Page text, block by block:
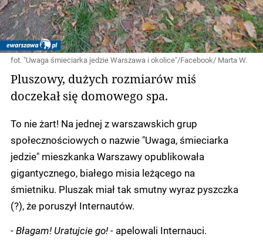
fot. "Uwaga śmieciarka jedzie Warszawa i okolice"/Facebook/ Marta W.
Pluszowy, dużych rozmiarów miś
doczekał się domowego spa.
To nie żart! Na jednej z warszawskich grup
społecznościowych o nazwie "Uwaga, śmieciarka
jedzie" mieszkanka Warszawy opublikowała
gigantycznego, białego misia leżącego na
śmietniku. Pluszak miał tak smutny wyraz pyszczka
(?), że poruszył Internautów.
-Błagam! Uratujcie go! - apelowali Internauci.